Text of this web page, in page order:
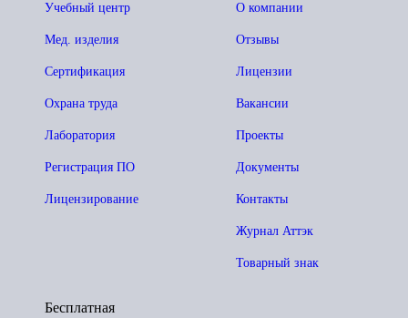
О компании
Отзывы
Лицензии
Вакансии
Проекты
Документы
Контакты
Журнал Аттэк
Товарный знак
Учебный центр
Мед. изделия
Сертификация
Охрана труда
Лаборатория
Регистрация ПО
Лицензирование
Бесплатная